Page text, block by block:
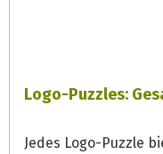
Logo-Puzzles:
Jedes Logo-Puzzle